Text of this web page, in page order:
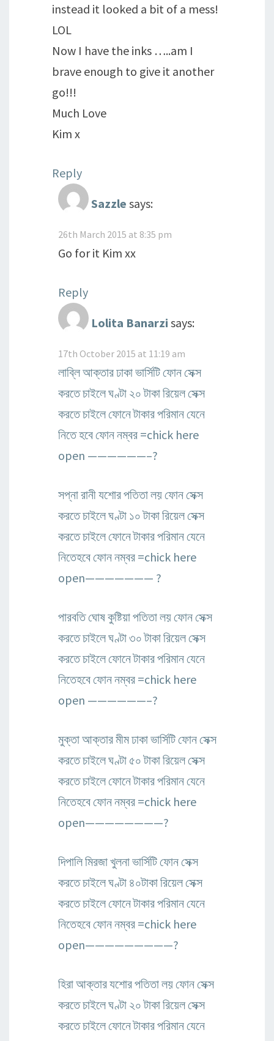
instead it looked a bit of a mess!
LOL
Now I have the inks …..am I
brave enough to give it another
go!!!
Much Love
Kim x
Reply
Sazzle says:
26th March 2015 at 8:35 pm
Go for it Kim xx
Reply
Lolita Banarzi says:
17th October 2015 at 11:19 am
লাব্লি আক্তার ঢাকা ভার্সিটি ফোন সেক্স
করতে চাইলে ঘণ্টা ২০ টাকা রিয়েল সেক্স
করতে চাইলে ফোনে টাকার পরিমান যেনে
নিতে হবে ফোন নম্বর =chick here
open ——————–?
সপ্না রানী যশোর পতিতা লয় ফোন সেক্স
করতে চাইলে ঘণ্টা ১০ টাকা রিয়েল সেক্স
করতে চাইলে ফোনে টাকার পরিমান যেনে
নিতেহবে ফোন নম্বর =chick here
open——————— ?
পারবতি ঘোষ কুষ্টিয়া পতিতা লয় ফোন সেক্স
করতে চাইলে ঘণ্টা ৩০ টাকা রিয়েল সেক্স
করতে চাইলে ফোনে টাকার পরিমান যেনে
নিতেহবে ফোন নম্বর =chick here
open ——————–?
মুক্তা আক্তার মীম ঢাকা ভার্সিটি ফোন সেক্স
করতে চাইলে ঘণ্টা ৫০ টাকা রিয়েল সেক্স
করতে চাইলে ফোনে টাকার পরিমান যেনে
নিতেহবে ফোন নম্বর =chick here
open————————?
দিপালি মিরজা খুলনা ভার্সিটি ফোন সেক্স
করতে চাইলে ঘণ্টা ৪০টাকা রিয়েল সেক্স
করতে চাইলে ফোনে টাকার পরিমান যেনে
নিতেহবে ফোন নম্বর =chick here
open—————————?
হিরা আক্তার যশোর পতিতা লয় ফোন সেক্স
করতে চাইলে ঘণ্টা ২০ টাকা রিয়েল সেক্স
করতে চাইলে ফোনে টাকার পরিমান যেনে